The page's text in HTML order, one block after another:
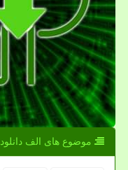
موضوع های الف دانلود